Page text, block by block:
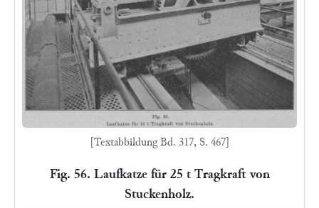
[Textabbildung Bd. 317, S. 467]
Fig. 56. Laufkatze für 25 t Tragkraft von
Stuckenholz.